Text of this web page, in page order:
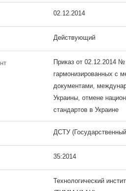
02.12.2014
Действующий
Приказ от 02.12.2014
гармонизированных с
документами,
Украины, отмене
стандартов в Украине
ДСТУ
35:2014
Технологический